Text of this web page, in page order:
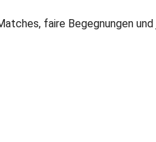
faire Begegnungen